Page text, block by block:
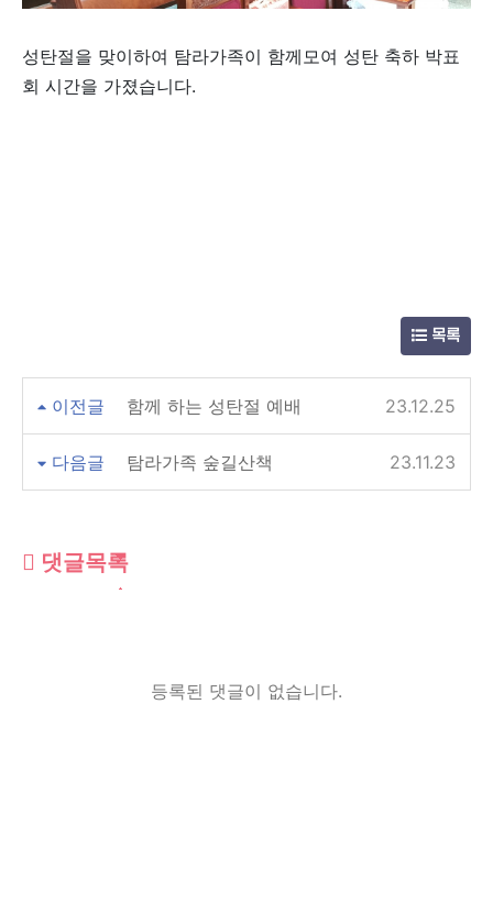
성탄절을 맞이하여 탐라가족이 함께모여 성탄 축하 박표
회 시간을 가졌습니다.
목록
이전글 함께 하는 성탄절 예배 23.12.25
다음글 탐라가족 숲길산책 23.11.23
댓글목록
등록된 댓글이 없습니다.